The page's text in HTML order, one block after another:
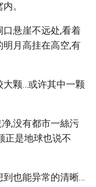
。
口悬崖不远处,看着
月高挂在高空,有
大颗…或许其中一颗
,没有都市一絲污
正是地球也说不
到也能异常的清晰…